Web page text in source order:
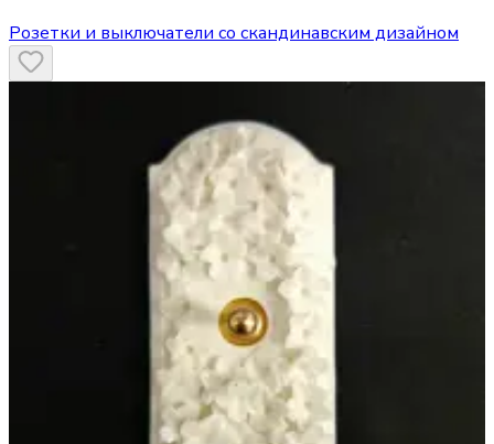
Розетки и выключатели со скандинавским дизайном